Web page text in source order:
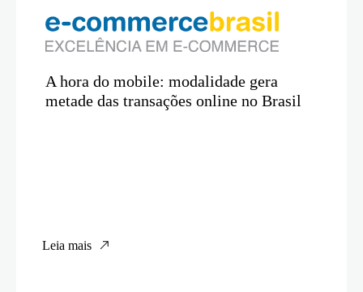
A hora do mobile: modalidade gera
metade das transações online no Brasil
Leia mais